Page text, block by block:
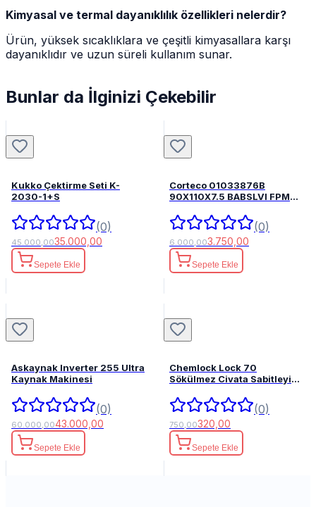
Kimyasal ve termal dayanıklılık özellikleri nelerdir?
Ürün, yüksek sıcaklıklara ve çeşitli kimyasallara karşı
dayanıklıdır ve uzun süreli kullanım sunar.
Bunlar da İlginizi Çekebilir
Kukko Çektirme Seti K-
2030-1+S
(0)
45.000,0035.000,00
Sepete Ekle
Corteco 01033876B
90X110X7.5 BABSLVI FPM
(0)
6.000,003.750,00
Sepete Ekle
Askaynak Inverter 255 Ultra
Kaynak Makinesi
(0)
60.000,0043.000,00
Sepete Ekle
Chemlock Lock 70
Sökülmez Civata Sabitleyici
(0)
750,00320,00
Sepete Ekle